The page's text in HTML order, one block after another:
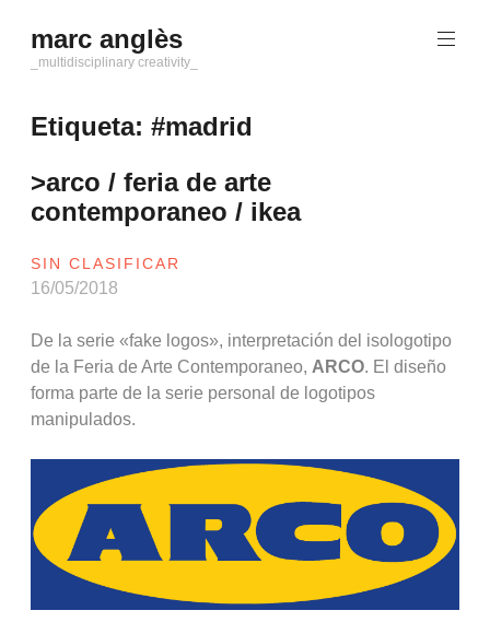
al
contenido
marc anglès
_multidisciplinary creativity_
Etiqueta:#madrid
>arco / feria de arte
contemporaneo / ikea
SIN CLASIFICAR
16/05/2018
De la serie «fake logos», interpretación del isologotipo
de la Feria de Arte Contemporaneo, ARCO. El diseño
forma parte de la serie personal de logotipos
manipulados.